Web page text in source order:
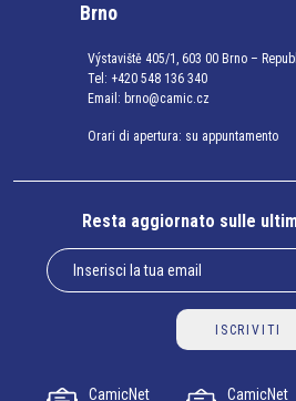
Brno
Výstaviště 405/1, 603 00 Brno –
Tel: +420 548 136 340
Email: brno@camic.cz
Orari di apertura: su appuntamento
Resta aggiornato sulle
ISCRIVITI
CamicNet CamicNet